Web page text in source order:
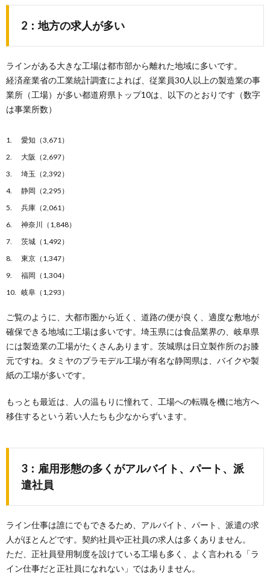
2：地方の求人が多い
ラインがある大きな工場は都市部から離れた地域に多いです。
経済産業省の工業統計調査によれば、従業員30人以上の製造業の事
業所（工場）が多い都道府県トップ10は、以下のとおりです（数字
は事業所数）
愛知（3,671）
大阪（2,697）
埼玉（2,392）
静岡（2,295）
兵庫（2,061）
神奈川（1,848）
茨城（1,492）
東京（1,347）
福岡（1,304）
岐阜（1,293）
ご覧のように、大都市圏から近く、道路の便が良く、適度な敷地が
確保できる地域に工場は多いです。埼玉県には食品業界の、岐阜県
には製造業の工場がたくさんあります。茨城県は日立製作所のお膝
元ですね。タミヤのプラモデル工場が有名な静岡県は、バイクや製
紙の工場が多いです。
もっとも最近は、人の温もりに憧れて、工場への転職を機に地方へ
移住するという若い人たちも少なからずいます。
3：雇用形態の多くがアルバイト、パート、派
遣社員
ライン仕事は誰にでもできるため、アルバイト、パート、派遣の求
人がほとんどです。契約社員や正社員の求人は多くありません。
ただ、正社員登用制度を設けている工場も多く、よく言われる「ラ
イン仕事だと正社員になれない」ではありません。